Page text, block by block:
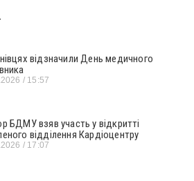
відзначили День медичного
15:57
БДМУ взяв участь у відкритті
відділення Кардіоцентру
17:07